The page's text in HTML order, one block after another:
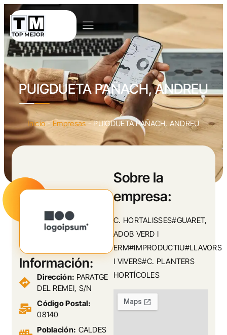
PUIGDUETA PAÑACH, ANDREU
Inicio-Empresas-PUIGDUETA PAÑACH, ANDREU
Sobre la
empresa:
C. HORTALISSES#GUARET,
ADOB VERD I
ERM#IMPRODUCTIU#LLAVORS
I VIVERS#C. PLANTERS
HORTÍCOLES
Información:
Dirección: PARATGE
DEL REMEI, S/N
Código Postal:
08140
Población: CALDES